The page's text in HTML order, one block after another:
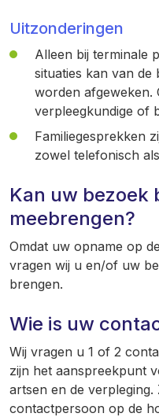
Uitzonderingen
Alleen bij terminale
situaties kan van de
worden afgeweken.
verpleegkundige of
Familiegesprekken
zowel telefonisch
Kan uw bezoek
meebrengen?
Omdat uw opname op
vragen wij u en/of uw
brengen.
Wie is uw
Wij vragen u 1 of 2
zijn het aanspreekpunt
artsen en de
contactpersoon op de